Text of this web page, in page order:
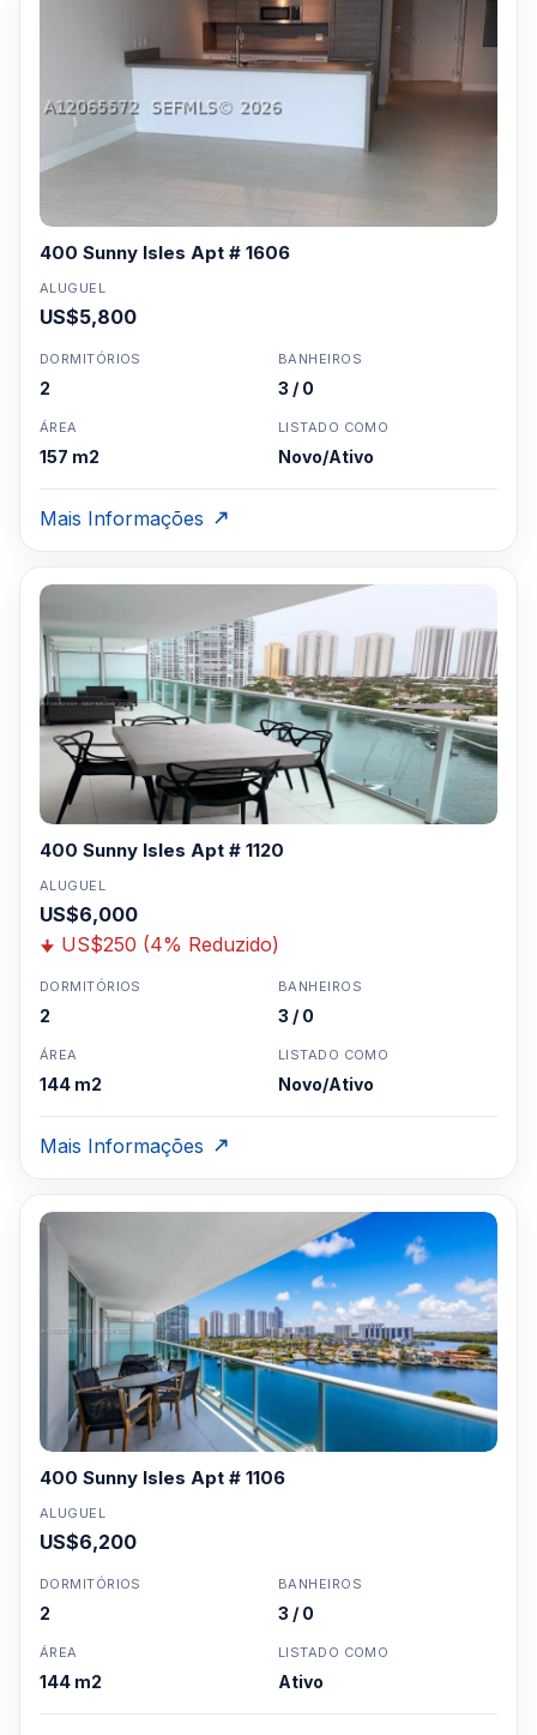
400 Sunny Isles Apt # 1606
ALUGUEL
US$5,800
DORMITÓRIOS
2
BANHEIROS
3 / 0
ÁREA
157 m2
LISTADO COMO
Novo/Ativo
Mais Informações
400 Sunny Isles Apt # 1120
ALUGUEL
US$6,000
US$250 (4% Reduzido)
DORMITÓRIOS
2
BANHEIROS
3 / 0
ÁREA
144 m2
LISTADO COMO
Novo/Ativo
Mais Informações
400 Sunny Isles Apt # 1106
ALUGUEL
US$6,200
DORMITÓRIOS
2
BANHEIROS
3 / 0
ÁREA
144 m2
LISTADO COMO
Ativo